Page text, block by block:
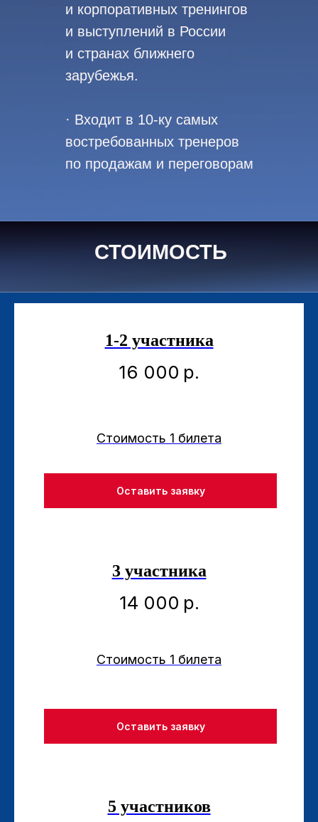
и корпоративных тренингов
и выступлений в России
и странах ближнего
зарубежья.
· Входит в 10-ку самых
востребованных тренеров
по продажам и переговорам
СТОИМОСТЬ
1-2 участника
16 000 р.
Стоимость 1 билета
Оставить заявку
3 участника
14 000 р.
Стоимость 1 билета
Оставить заявку
5 участников